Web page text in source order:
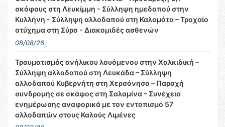
σκάφους στη Λευκίμμη - Σύλληψη ημεδαπού στην
Κυλλήνη - Σύλληψη αλλοδαπού στη Καλαμάτα – Τροχαίο
ατύχημα στη Σύρο - Διακομιδές ασθενών
08/08/26
Τραυματισμός ανήλικου λουόμενου στην Χαλκιδική –
Σύλληψη αλλοδαπού στη Λευκάδα – Σύλληψη
αλλοδαπού Κυβερνήτη στη Χερσόνησο – Παροχή
συνδρομής σε σκάφος στη Σαλαμίνα – Συνέχεια
ενημέρωσης αναφορικά με τον εντοπισμό 57
αλλοδαπών στους Καλούς Λιμένες